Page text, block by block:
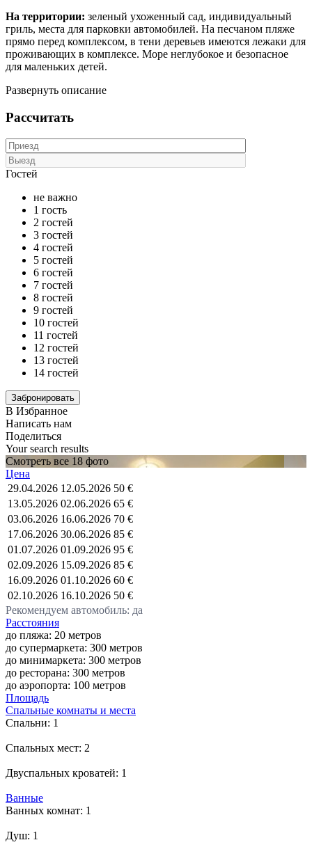
На территории: зеленый ухоженный сад, индивидуальный
гриль, места для парковки автомобилей. На песчаном пляже
прямо перед комплексом, в тени деревьев имеются лежаки для
проживающих в комплексе. Море неглубокое и безопасное
для маленьких детей.
Развернуть описание
Рассчитать
Гостей
не важно
1 гость
2 гостей
3 гостей
4 гостей
5 гостей
6 гостей
7 гостей
8 гостей
9 гостей
10 гостей
11 гостей
12 гостей
13 гостей
14 гостей
В Избранное
Написать нам
Поделиться
Your search results
Смотреть все 18 фото
Цена
29.04.2026 12.05.2026 50 €
13.05.2026 02.06.2026 65 €
03.06.2026 16.06.2026 70 €
17.06.2026 30.06.2026 85 €
01.07.2026 01.09.2026 95 €
02.09.2026 15.09.2026 85 €
16.09.2026 01.10.2026 60 €
02.10.2026 16.10.2026 50 €
Рекомендуем автомобиль: да
Расстояния
до пляжа: 20 метров
до супермаркета: 300 метров
до минимаркета: 300 метров
до ресторана: 300 метров
до аэропорта: 100 метров
Площадь
Спальные комнаты и места
Спальни: 1
Спальных мест: 2
Двуспальных кроватей: 1
Ванные
Ванных комнат: 1
Душ: 1